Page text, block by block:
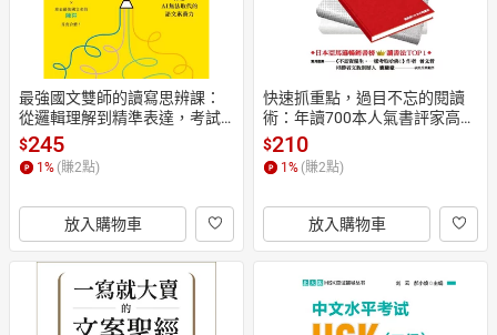
最強國文雙師的讀寫思辨課：
從邏輯理解到精準表達，考試
力、學習力一本提升【電子
書】
$245
1% (賺2點)
放入購物車
快速抓重點，過目不忘的閱讀
術：年讀700本人氣書評家高效
率閱讀技巧大公開【電子書】
$210
1% (賺2點)
放入購物車